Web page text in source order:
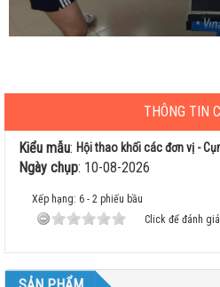
THÔNG TIN
Kiểu mẫu: Hội thao khối các đơn vị -
Ngày chụp: 10-08-2026
Xếp hạng: 6 - 2 phiếu bầu
Click để đánh